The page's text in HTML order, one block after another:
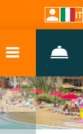
IT